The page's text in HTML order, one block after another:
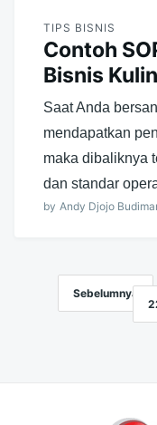
TIPS BISNIS
Contoh
Bisnis
Saat Anda
mendapatkan
maka dibaliknya
dan standar
by Andy Djojo
Navigasi
pos
Sebelumnya